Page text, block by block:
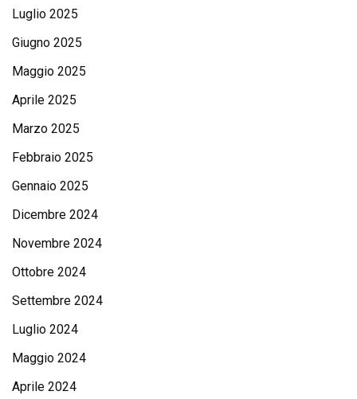
Luglio 2025
Giugno 2025
Maggio 2025
Aprile 2025
Marzo 2025
Febbraio 2025
Gennaio 2025
Dicembre 2024
Novembre 2024
Ottobre 2024
Settembre 2024
Luglio 2024
Maggio 2024
Aprile 2024